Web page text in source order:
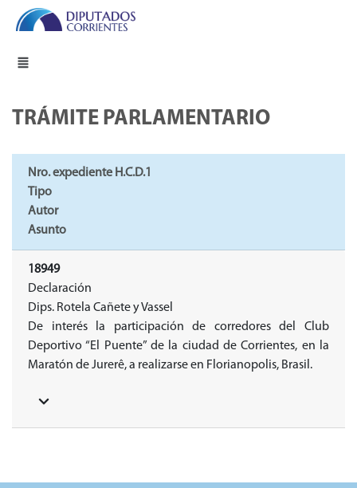
TRÁMITE PARLAMENTARIO
Nro. expediente H.C.D.1
Tipo
Autor
Asunto
18949
Declaración
Dips. Rotela Cañete y Vassel
De interés la participación de corredores del Club
Deportivo “El Puente” de la ciudad de Corrientes, en la
Maratón de Jurerê, a realizarse en Florianopolis, Brasil.